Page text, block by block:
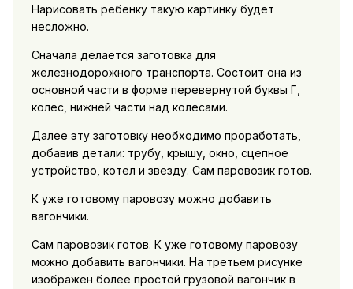
Нарисовать ребенку такую картинку будет
несложно.
Сначала делается заготовка для
железнодорожного транспорта. Состоит она из
основной части в форме перевернутой буквы Г,
колес, нижней части над колесами.
Далее эту заготовку необходимо проработать,
добавив детали: трубу, крышу, окно, сцепное
устройство, котел и звезду. Сам паровозик готов.
К уже готовому паровозу можно добавить
вагончики.
Сам паровозик готов. К уже готовому паровозу
можно добавить вагончики. На третьем рисунке
изображен более простой грузовой вагончик в